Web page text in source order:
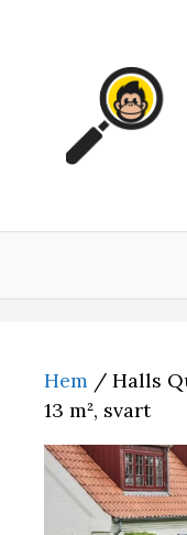
Hem / Halls
13 m², svart